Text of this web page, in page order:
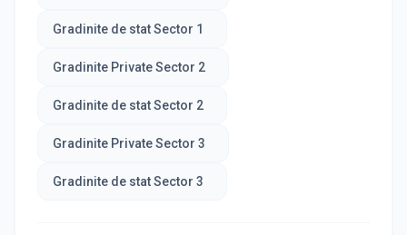
Gradinite de stat Sector 1
Gradinite Private Sector 2
Gradinite de stat Sector 2
Gradinite Private Sector 3
Gradinite de stat Sector 3